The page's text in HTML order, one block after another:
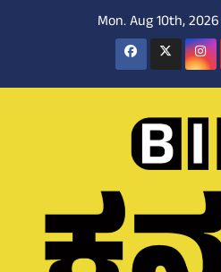
Mon. Aug 10th, 2026